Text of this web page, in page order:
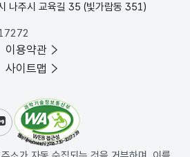
나주시 교육길 35 (빛가람동 351)
이용약관
사이트맵
로그